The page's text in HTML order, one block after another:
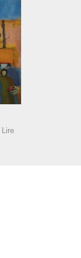
Lire